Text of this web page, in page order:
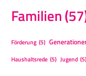
Familien
Förderung (5)
Haushaltsrede (5) Jugend (5)